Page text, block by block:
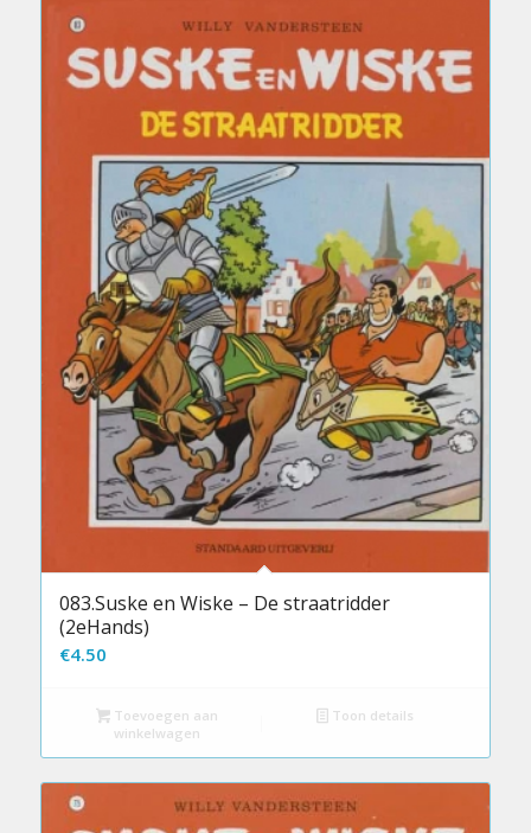
083.Suske en Wiske – De straatridder
(2eHands)
€4.50
Toevoegen aan
winkelwagen
Toon details